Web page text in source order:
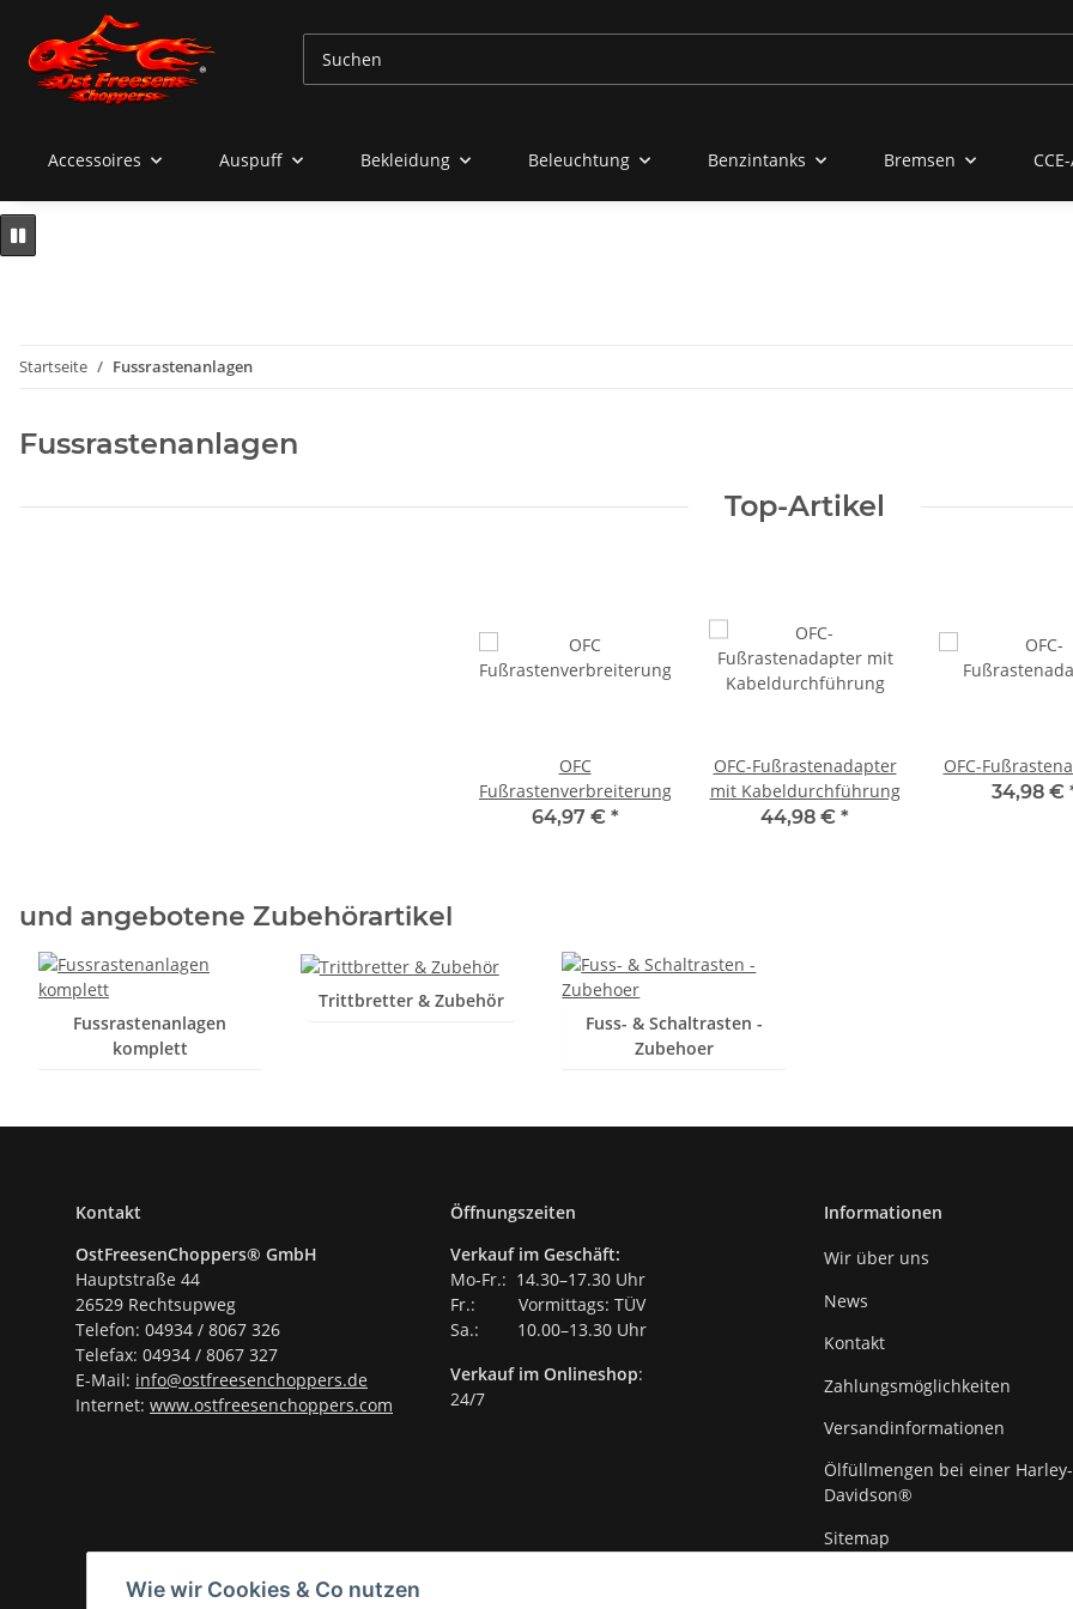
Wie wir Cookies & Co nutzen
Accessoires Auspuff Bekleidung Beleuchtung Benzintanks Bremsen
Startseite Fussrastenanlagen
Fussrastenanlagen
Top-Artikel
OFC
Fußrastenverbreiterung
64,97 € *
OFC-Fußrastenadapter
mit Kabeldurchführung
44,98 € *
OFC-
34,98 €
und angebotene Zubehörartikel
Fussrastenanlagen
komplett
Trittbretter & Zubehör
Fuss- & Schaltrasten -
Zubehoer
Kontakt
OstFreesenChoppers® GmbH
Hauptstraße 44
26529 Rechtsupweg
Telefon: 04934 / 8067 326
Telefax: 04934 / 8067 327
E-Mail: info@ostfreesenchoppers.de
Internet: www.ostfreesenchoppers.com
Öffnungszeiten
Verkauf im Geschäft:
Mo-Fr.: 14.30–17.30 Uhr
Fr.: Vormittags: TÜV
Sa.: 10.00–13.30 Uhr
Verkauf im Onlineshop:
24/7
Informationen
Wir über uns
News
Kontakt
Zahlungsmöglichkeiten
Versandinformationen
Ölfüllmengen bei einer Harley-
Davidson®
Sitemap